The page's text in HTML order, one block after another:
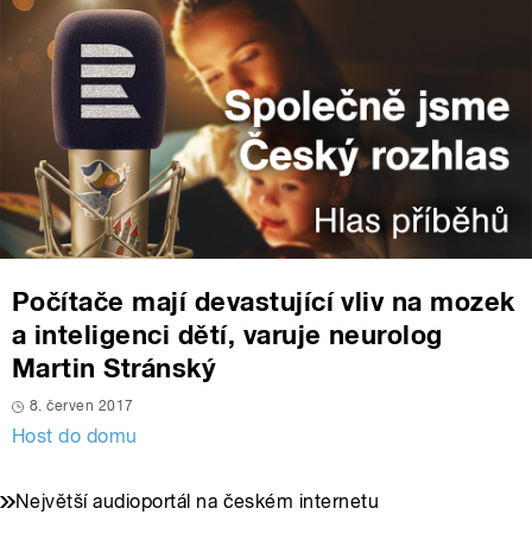
Počítače mají devastující vliv na mozek
a inteligenci dětí, varuje neurolog
Martin Stránský
8. červen 2017
Host do domu
Největší audioportál na českém internetu